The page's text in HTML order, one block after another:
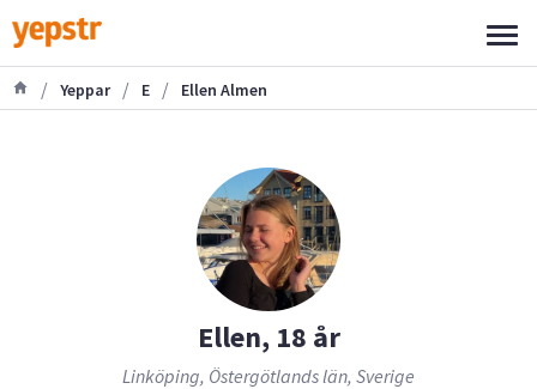
/ Yeppar / E / Ellen Almen
Ellen, 18 år
Linköping, Östergötlands län, Sverige